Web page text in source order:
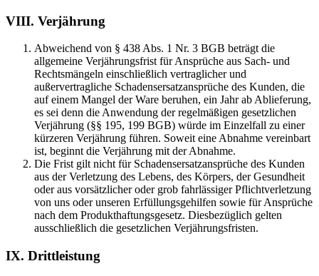
VIII. Verjährung
Abweichend von § 438 Abs. 1 Nr. 3 BGB beträgt die
allgemeine Verjährungsfrist für Ansprüche aus Sach- und
Rechtsmängeln einschließlich vertraglicher und
außervertragliche Schadensersatzansprüche des Kunden, die
auf einem Mangel der Ware beruhen, ein Jahr ab Ablieferung,
es sei denn die Anwendung der regelmäßigen gesetzlichen
Verjährung (§§ 195, 199 BGB) würde im Einzelfall zu einer
kürzeren Verjährung führen. Soweit eine Abnahme vereinbart
ist, beginnt die Verjährung mit der Abnahme.
Die Frist gilt nicht für Schadensersatzansprüche des Kunden
aus der Verletzung des Lebens, des Körpers, der Gesundheit
oder aus vorsätzlicher oder grob fahrlässiger Pflichtverletzung
von uns oder unseren Erfüllungsgehilfen sowie für Ansprüche
nach dem Produkthaftungsgesetz. Diesbezüglich gelten
ausschließlich die gesetzlichen Verjährungsfristen.
IX. Drittleistung